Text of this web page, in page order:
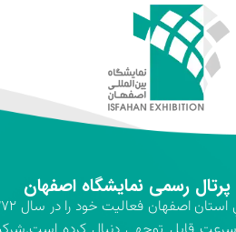
پرتال رسمی نمایشگاه اصفهان